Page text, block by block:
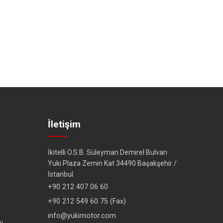
İletişim
İkitelli O.S.B. Süleyman Demirel Bulvarı
Yuki Plaza Zemin Kat 34490 Başakşehir /
İstanbul
+90 212 407 06 60
+90 212 549 60 75 (Fax)
info@yukimotor.com